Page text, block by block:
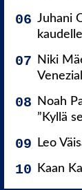
Juhani
kaudelle
Niki
Noah
”Kyllä
Leo
Kaan